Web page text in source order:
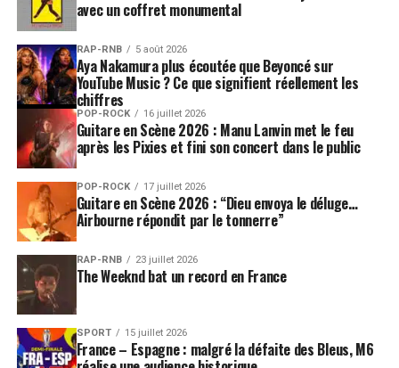
avec un coffret monumental
RAP-RNB 5 août 2026
Aya Nakamura plus écoutée que Beyoncé sur
YouTube Music ? Ce que signifient réellement les
chiffres
POP-ROCK 16 juillet 2026
Guitare en Scène 2026 : Manu Lanvin met le feu
après les Pixies et fini son concert dans le public
POP-ROCK 17 juillet 2026
Guitare en Scène 2026 : “Dieu envoya le déluge…
Airbourne répondit par le tonnerre”
RAP-RNB 23 juillet 2026
The Weeknd bat un record en France
SPORT 15 juillet 2026
France – Espagne : malgré la défaite des Bleus, M6